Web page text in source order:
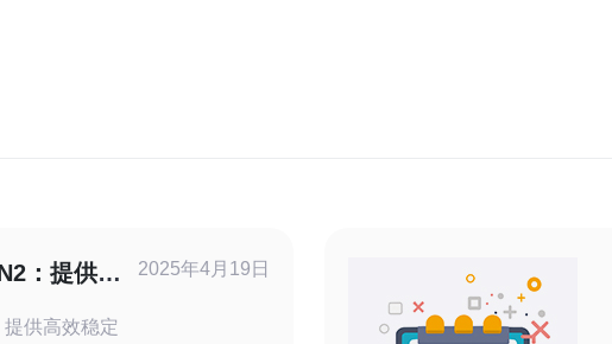
：提供高
供高效稳定
2025年4月19日